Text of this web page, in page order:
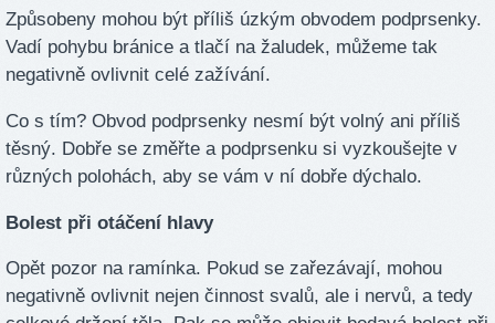
Způsobeny mohou být příliš úzkým obvodem podprsenky.
Vadí pohybu bránice a tlačí na žaludek, můžeme tak
negativně ovlivnit celé zažívání.
Co s tím? Obvod podprsenky nesmí být volný ani příliš
těsný. Dobře se změřte a podprsenku si vyzkoušejte v
různých polohách, aby se vám v ní dobře dýchalo.
Bolest při otáčení hlavy
Opět pozor na ramínka. Pokud se zařezávají, mohou
negativně ovlivnit nejen činnost svalů, ale i nervů, a tedy